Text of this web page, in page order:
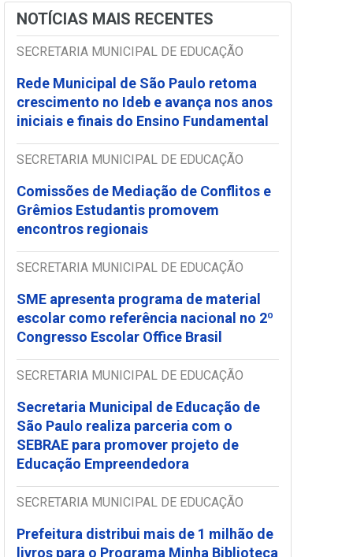
NOTÍCIAS MAIS RECENTES
SECRETARIA MUNICIPAL DE EDUCAÇÃO
Rede Municipal de São Paulo retoma
crescimento no Ideb e avança nos anos
iniciais e finais do Ensino Fundamental
SECRETARIA MUNICIPAL DE EDUCAÇÃO
Comissões de Mediação de Conflitos e
Grêmios Estudantis promovem
encontros regionais
SECRETARIA MUNICIPAL DE EDUCAÇÃO
SME apresenta programa de material
escolar como referência nacional no 2º
Congresso Escolar Office Brasil
SECRETARIA MUNICIPAL DE EDUCAÇÃO
Secretaria Municipal de Educação de
São Paulo realiza parceria com o
SEBRAE para promover projeto de
Educação Empreendedora
SECRETARIA MUNICIPAL DE EDUCAÇÃO
Prefeitura distribui mais de 1 milhão de
livros para o Programa Minha Biblioteca